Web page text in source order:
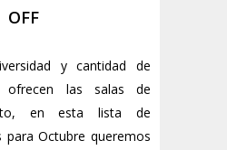
OFF
y cantidad de
ofrecen las salas de
en esta lista de
para Octubre queremos